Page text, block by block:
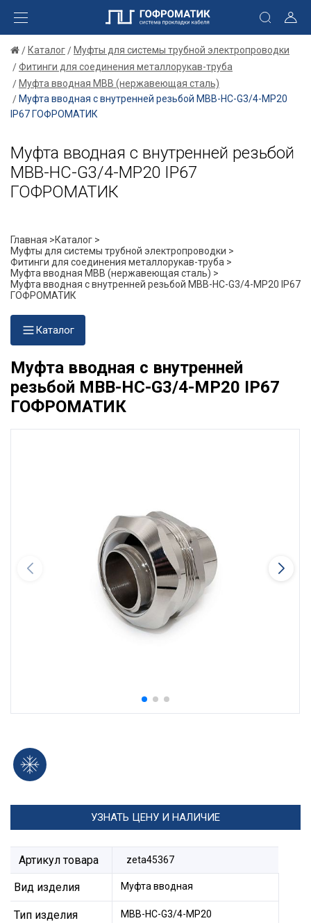
Каталог
Муфты для системы трубной электропроводки
Фитинги для соединения металлорукав-труба
Муфта вводная МВВ (нержавеющая сталь)
Муфта вводная с внутренней резьбой МВВ-НС-G3/4-МР20
IP67 ГОФРОМАТИК
Муфта вводная с внутренней резьбой
МВВ-НС-G3/4-МР20 IP67
ГОФРОМАТИК
Главная >Каталог >
Муфты для системы трубной электропроводки >
Фитинги для соединения металлорукав-труба >
Муфта вводная МВВ (нержавеющая сталь) >
Муфта вводная с внутренней резьбой МВВ-НС-G3/4-МР20 IP67
ГОФРОМАТИК
Каталог
Муфта вводная с внутренней
резьбой МВВ-НС-G3/4-МР20 IP67
ГОФРОМАТИК
УЗНАТЬ ЦЕНУ И НАЛИЧИЕ
Артикул товара zeta45367
Вид изделия Муфта вводная
Тип изделия МВВ-НС-G3/4-МР20